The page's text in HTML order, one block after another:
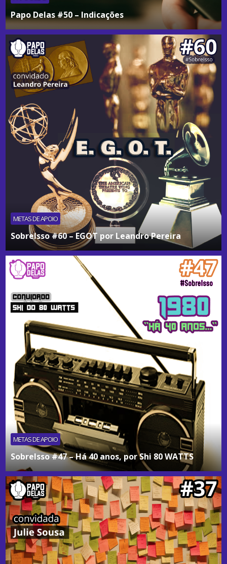
Papo Delas #50 – Indicações
METAS DE APOIO
SobreIsso #60 – EGOT por Leandro Pereira
METAS DE APOIO
SobreIsso #47 – Há 40 anos, por Shi 80 WATTS